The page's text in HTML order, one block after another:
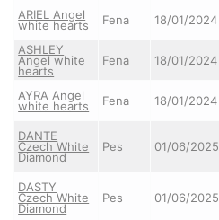
ARIEL Angel
white hearts Fena 18/01/2024
ASHLEY
Angel white
hearts
Fena 18/01/2024
AYRA Angel
white hearts Fena 18/01/2024
DANTE
Czech White
Diamond
Pes 01/06/2025
DASTY
Czech White
Diamond
Pes 01/06/2025